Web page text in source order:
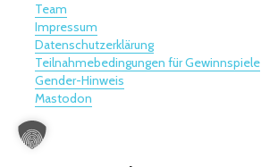
Team
Impressum
Datenschutzerklärung
Teilnahmebedingungen für Gewinnspiele
Gender-Hinweis
Mastodon